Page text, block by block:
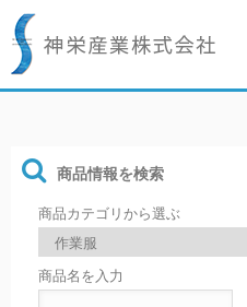
商品情報を検索
商品カテゴリから選ぶ
商品名を入力